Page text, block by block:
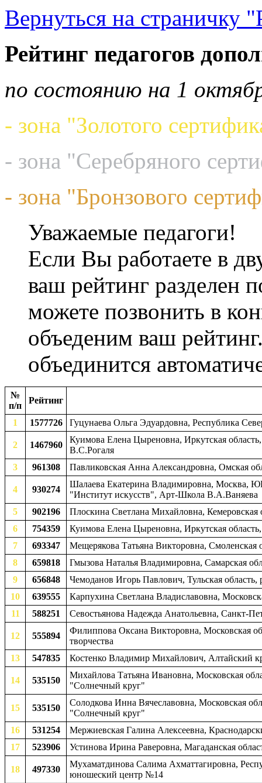
Вернуться на страничку
Рейтинг педагогов
по состоянию на 1
- зона "Золотого
- зона "Серебряного
- зона "Бронзового
Уважаемые педагоги!
Если Вы работаете в
ваш рейтинг разделен
можете позвонить в
объеденим ваш
объединится
№
п/п
Рейтинг
1 1577726 Гуцунаева Ольга Эдуардовна, Республика
2 1467960
Куимова Елена Цыреновна, Иркутская
В.С.Рогаля
3
961308 Павликовская Анна Александровна, Омская
4 930274
Шалаева Екатерина Владимировна, Москва,
"Институт искусств", Арт-Школа В.А.Ваняева
5
902196
Плоскина Светлана Михайловна, Кемеровская
6
754359
Куимова Елена Цыреновна, Иркутская
7
693347
Мещерякова Татьяна Викторовна, Смоленская
8
659818
Гмызова Наталья Владимировна, Самарская
9
656848
Чемоданов Игорь Павлович, Тульская
10
639555
Карпухина Светлана Владиславовна,
11
588251 Севостьянова Надежда Анатольевна,
12 555894
Филиппова Оксана Викторовна, Московская
творчества
13
547835 Костенко Владимир Михайлович, Алтайский
14 535150
Михайлова Татьяна Ивановна, Московская
"Солнечный круг"
15 535150
Солодкова Инна Вячеславовна, Московская
"Солнечный круг"
16
531254
Мержиевская Галина Алексеевна,
17
523906 Устинова Ирина Раверовна, Магаданская
18 497330
Мухаматдинова Салима Ахматтагировна,
юношеский центр №14